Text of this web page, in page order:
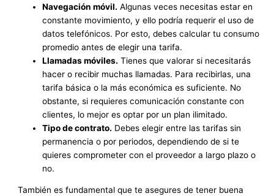
Navegación móvil. Algunas veces necesitas estar en
constante movimiento, y ello podría requerir el uso de
datos telefónicos. Por esto, debes calcular tu consumo
promedio antes de elegir una tarifa.
Llamadas móviles. Tienes que valorar si necesitarás
hacer o recibir muchas llamadas. Para recibirlas, una
tarifa básica o la más económica es suficiente. No
obstante, si requieres comunicación constante con
clientes, lo mejor es optar por un plan ilimitado.
Tipo de contrato. Debes elegir entre las tarifas sin
permanencia o por periodos, dependiendo de si te
quieres comprometer con el proveedor a largo plazo o
no.
También es fundamental que te asegures de tener buena